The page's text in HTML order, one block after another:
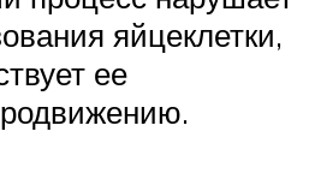
яйцеклетки,
ее